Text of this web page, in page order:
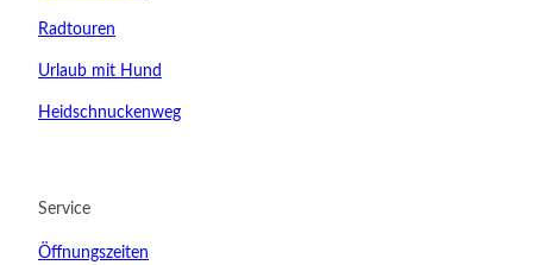
Kinder
Radtouren
Urlaub mit Hund
Heidschnuckenweg
Service
Öffnungszeiten